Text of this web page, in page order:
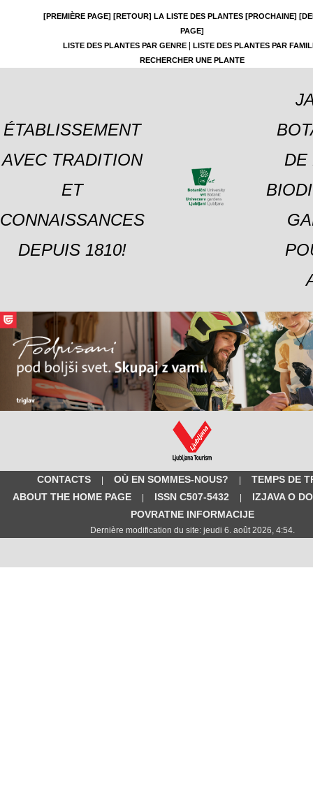
[PREMIÈRE PAGE] [RETOUR] LA LISTE DES PLANTES [PROCHAINE]
PAGE]
LISTE DES PLANTES PAR GENRE|
LISTE DES PLANTES PAR
RECHERCHER UNE PLANTE
ÉTABLISSEMENT
AVEC TRADITION
ET
CONNAISSANCES
DEPUIS 1810!
DE
CONTACTS | OÙ EN SOMMES-NOUS? |
TEMPS DE
ABOUT THE HOME PAGE
| ISSN C507-5432 |
IZJAVA O
POVRATNE INFORMACIJE
Dernière modification du site: jeudi 6. août 2026, 4:54.